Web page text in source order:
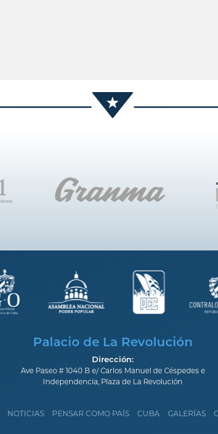
Palacio de La Revolución
Dirección:
Ave Paseo # 1040 B e/ Carlos Manuel de Céspedes e
Independencia, Plaza de La Revolución
NOTICIAS PENSAR COMO PAÍS CUBA GALERÍAS